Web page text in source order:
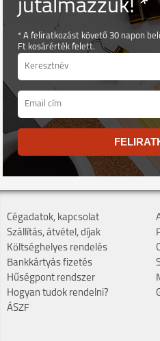
jutalmazzuk! *
* A feliratkozást követő 30 napon
Ft kosárérték felett.
Cégadatok, kapcsolat
Szállítás, átvétel, díjak
Költséghelyes rendelés
Bankkártyás fizetés
Hűségpont rendszer
Hogyan tudok rendelni?
ÁSZF